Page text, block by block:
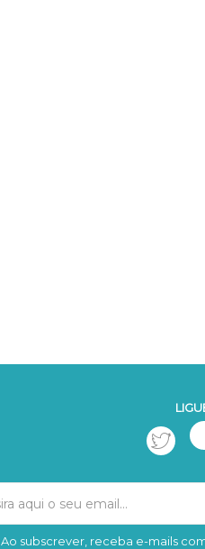
Ao subscrever, receba e-mails